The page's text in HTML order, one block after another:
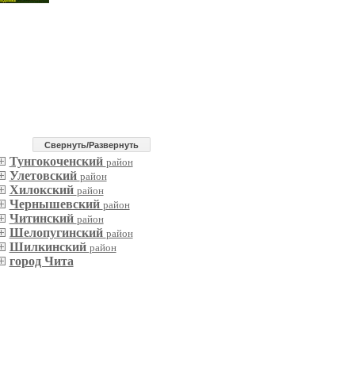
Cвернуть/Развернуть
Тунгокоченский район
Улетовский район
Хилокский район
Чернышевский район
Читинский район
Шелопугинский район
Шилкинский район
город Чита